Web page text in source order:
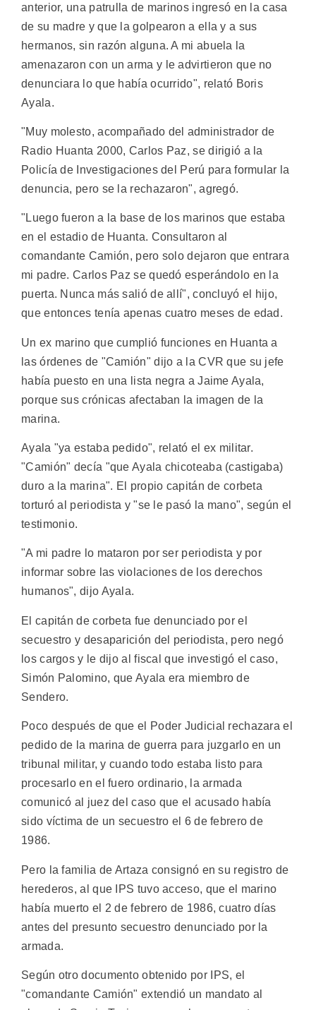
anterior, una patrulla de marinos ingresó en la casa
de su madre y que la golpearon a ella y a sus
hermanos, sin razón alguna. A mi abuela la
amenazaron con un arma y le advirtieron que no
denunciara lo que había ocurrido", relató Boris
Ayala.
"Muy molesto, acompañado del administrador de
Radio Huanta 2000, Carlos Paz, se dirigió a la
Policía de Investigaciones del Perú para formular la
denuncia, pero se la rechazaron", agregó.
"Luego fueron a la base de los marinos que estaba
en el estadio de Huanta. Consultaron al
comandante Camión, pero solo dejaron que entrara
mi padre. Carlos Paz se quedó esperándolo en la
puerta. Nunca más salió de allí", concluyó el hijo,
que entonces tenía apenas cuatro meses de edad.
Un ex marino que cumplió funciones en Huanta a
las órdenes de "Camión" dijo a la CVR que su jefe
había puesto en una lista negra a Jaime Ayala,
porque sus crónicas afectaban la imagen de la
marina.
Ayala "ya estaba pedido", relató el ex militar.
"Camión" decía "que Ayala chicoteaba (castigaba)
duro a la marina". El propio capitán de corbeta
torturó al periodista y "se le pasó la mano", según el
testimonio.
"A mi padre lo mataron por ser periodista y por
informar sobre las violaciones de los derechos
humanos", dijo Ayala.
El capitán de corbeta fue denunciado por el
secuestro y desaparición del periodista, pero negó
los cargos y le dijo al fiscal que investigó el caso,
Simón Palomino, que Ayala era miembro de
Sendero.
Poco después de que el Poder Judicial rechazara el
pedido de la marina de guerra para juzgarlo en un
tribunal militar, y cuando todo estaba listo para
procesarlo en el fuero ordinario, la armada
comunicó al juez del caso que el acusado había
sido víctima de un secuestro el 6 de febrero de
1986.
Pero la familia de Artaza consignó en su registro de
herederos, al que IPS tuvo acceso, que el marino
había muerto el 2 de febrero de 1986, cuatro días
antes del presunto secuestro denunciado por la
armada.
Según otro documento obtenido por IPS, el
"comandante Camión" extendió un mandato al